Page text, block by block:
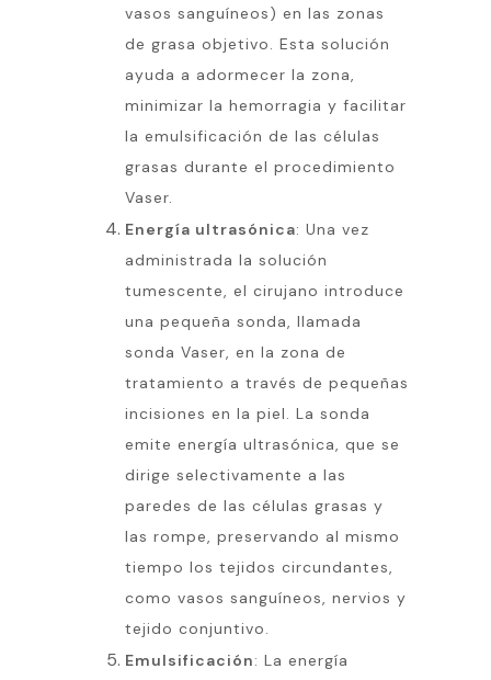
vasos sanguíneos) en las zonas
de grasa objetivo. Esta solución
ayuda a adormecer la zona,
minimizar la hemorragia y facilitar
la emulsificación de las células
grasas durante el procedimiento
Vaser.
Energía ultrasónica: Una vez
administrada la solución
tumescente, el cirujano introduce
una pequeña sonda, llamada
sonda Vaser, en la zona de
tratamiento a través de pequeñas
incisiones en la piel. La sonda
emite energía ultrasónica, que se
dirige selectivamente a las
paredes de las células grasas y
las rompe, preservando al mismo
tiempo los tejidos circundantes,
como vasos sanguíneos, nervios y
tejido conjuntivo.
Emulsificación: La energía